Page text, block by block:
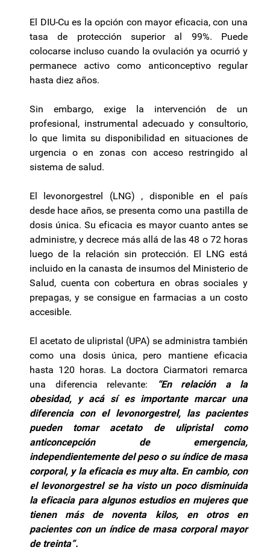
El DIU-Cu es la opción con mayor eficacia, con una
tasa de protección superior al 99%. Puede
colocarse incluso cuando la ovulación ya ocurrió y
permanece activo como anticonceptivo regular
hasta diez años.
Sin embargo, exige la intervención de un
profesional, instrumental adecuado y consultorio,
lo que limita su disponibilidad en situaciones de
urgencia o en zonas con acceso restringido al
sistema de salud.
El levonorgestrel (LNG) , disponible en el país
desde hace años, se presenta como una pastilla de
dosis única. Su eficacia es mayor cuanto antes se
administre, y decrece más allá de las 48 o 72 horas
luego de la relación sin protección. El LNG está
incluido en la canasta de insumos del Ministerio de
Salud, cuenta con cobertura en obras sociales y
prepagas, y se consigue en farmacias a un costo
accesible.
El acetato de ulipristal (UPA) se administra también
como una dosis única, pero mantiene eficacia
hasta 120 horas. La doctora Ciarmatori remarca
una diferencia relevante:
“En relación a la
obesidad, y acá sí es importante marcar una
diferencia con el levonorgestrel, las pacientes
pueden tomar acetato de ulipristal como
anticoncepción de emergencia,
independientemente del peso o su índice de masa
corporal, y la eficacia es muy alta. En cambio, con
el levonorgestrel se ha visto un poco disminuida
la eficacia para algunos estudios en mujeres que
tienen más de noventa kilos, en otros en
pacientes con un índice de masa corporal mayor
de treinta”.